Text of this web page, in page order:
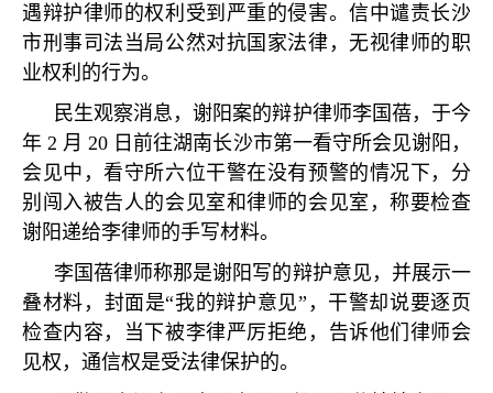
遇辩护律师的权利受到严重的侵害。信中谴责长沙
市刑事司法当局公然对抗国家法律，无视律师的职
业权利的行为。
民生观察消息，谢阳案的辩护律师李国蓓，于今
年 2 月 20 日前往湖南长沙市第一看守所会见谢阳，
会见中，看守所六位干警在没有预警的情况下，分
别闯入被告人的会见室和律师的会见室，称要检查
谢阳递给李律师的手写材料。
李国蓓律师称那是谢阳写的辩护意见，并展示一
叠材料，封面是“我的辩护意见”，干警却说要逐页
检查内容，当下被李律严厉拒绝，告诉他们律师会
见权，通信权是受法律保护的。